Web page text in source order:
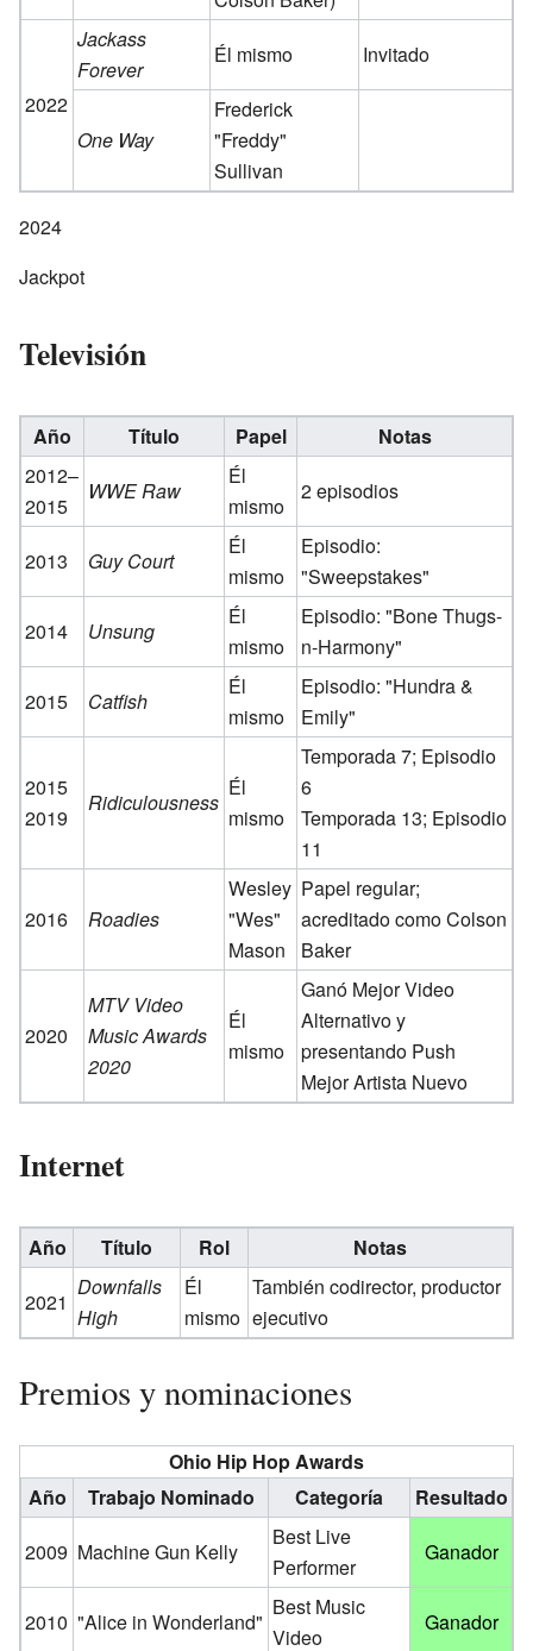
2022
Jackass
Forever
Él mismo Invitado
One Way
Frederick
"Freddy"
Sullivan
2024
Jackpot
Televisión
Año Título Papel
Notas
2012–
2015
WWE Raw
Él
mismo
2 episodios
2013 Guy Court
Él
mismo
Episodio:
"Sweepstakes"
2014
Unsung
Él
mismo
Episodio: "Bone Thugs-
n-Harmony"
2015
Catfish
Él
mismo
Episodio: "Hundra &
Emily"
2015
2019
Ridiculousness
Él
mismo
Temporada 7; Episodio
6
Temporada 13; Episodio
11
2016 Roadies
Wesley
"Wes"
Mason
Papel regular;
acreditado como Colson
Baker
2020
MTV Video
Music Awards
2020
Él
mismo
Ganó Mejor Video
Alternativo y
presentando Push
Mejor Artista Nuevo
Internet
Año Título Rol
Notas
2021
Downfalls
High
Él
mismo
También codirector, productor
ejecutivo
Premios y nominaciones
Ohio Hip Hop Awards
Año
Trabajo Nominado Categoría
Resultado
2009 Machine Gun Kelly
Best Live
Performer
Ganador
2010 "Alice in Wonderland"
Best Music
Video
Ganador